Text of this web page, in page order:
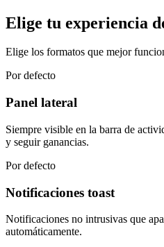
Elige tu experiencia
Elige los formatos que mejor
Por defecto
Panel lateral
Siempre visible en la barra de
y seguir ganancias.
Por defecto
Notificaciones toast
Notificaciones no intrusivas que
automáticamente.